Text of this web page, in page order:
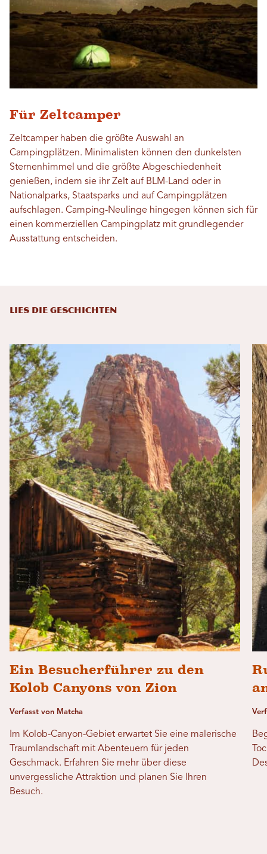
Für Zeltcamper
Zeltcamper haben die größte Auswahl an
Campingplätzen. Minimalisten können den dunkelsten
Sternenhimmel und die größte Abgeschiedenheit
genießen, indem sie ihr Zelt auf BLM-Land oder in
Nationalparks, Staatsparks und auf Campingplätzen
aufschlagen. Camping-Neulinge hingegen können sich für
einen kommerziellen Campingplatz mit grundlegender
Ausstattung entscheiden.
LIES DIE GESCHICHTEN
Ein Besucherführer zu den
Kolob Canyons von Zion
Verfasst von Matcha
Im Kolob-Canyon-Gebiet erwartet Sie eine malerische
Traumlandschaft mit Abenteuern für jeden
Geschmack. Erfahren Sie mehr über diese
unvergessliche Attraktion und planen Sie Ihren
Besuch.